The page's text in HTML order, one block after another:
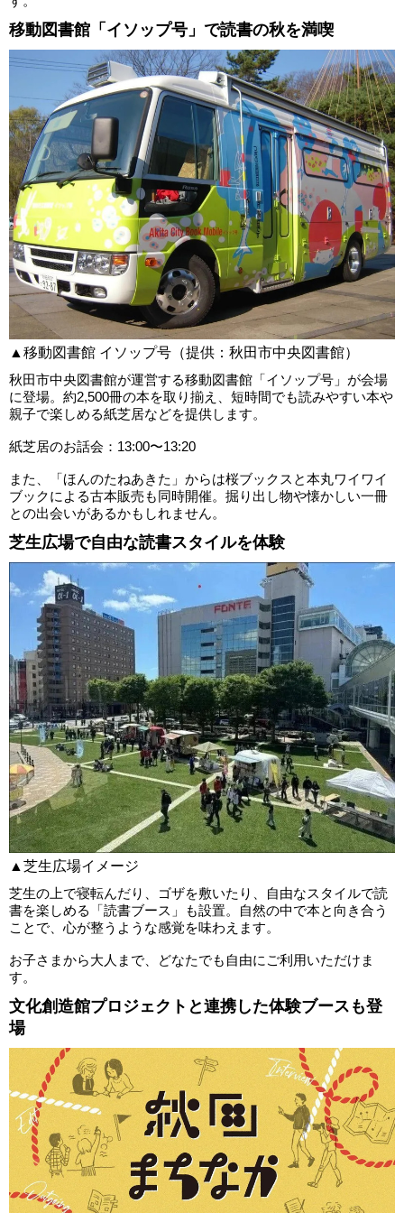
移動図書館「イソップ号」で読書の秋を満喫
▲移動図書館 イソップ号（提供：秋田市中央図書館）
秋田市中央図書館が運営する移動図書館「イソップ号」が会場
に登場。約2,500冊の本を取り揃え、短時間でも読みやすい本や
親子で楽しめる紙芝居などを提供します。
紙芝居のお話会：13:00〜13:20
また、「ほんのたねあきた」からは桜ブックスと本丸ワイワイ
ブックによる古本販売も同時開催。掘り出し物や懐かしい一冊
との出会いがあるかもしれません。
芝生広場で自由な読書スタイルを体験
▲芝生広場イメージ
芝生の上で寝転んだり、ゴザを敷いたり、自由なスタイルで読
書を楽しめる「読書ブース」も設置。自然の中で本と向き合う
ことで、心が整うような感覚を味わえます。
お子さまから大人まで、どなたでも自由にご利用いただけま
す。
文化創造館プロジェクトと連携した体験ブースも登
場